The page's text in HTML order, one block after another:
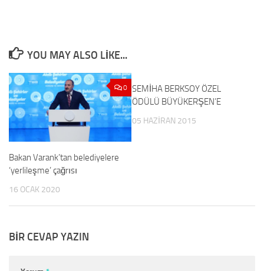
YOU MAY ALSO LIKE...
0
Bakan Varank’tan belediyelere
‘yerlileşme’ çağrısı
16 OCAK 2020
SEMİHA BERKSOY ÖZEL
ÖDÜLÜ BÜYÜKERŞEN’E
05 HAZIRAN 2015
BIR CEVAP YAZIN